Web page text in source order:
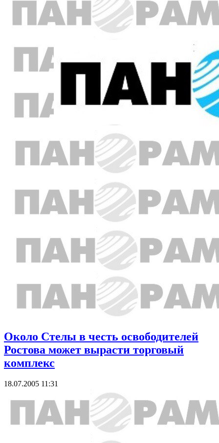
Около Стелы в честь освободителей
Ростова может вырасти торговый
комплекс
18.07.2005 11:31